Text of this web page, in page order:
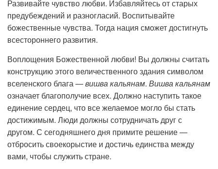
Развивайте чувство любви. Избавляйтесь от старых
предубеждений и разногласий. Воспитывайте
божественные чувства. Тогда нация сможет достигнуть
всестороннего развития.
Воплощения Божественной любви! Вы должны считать
конструкцию этого величественного здания символом
вселенского блага —вишва кальянам. Вишва кальянам
означает благополучие всех. Должно наступить такое
единение сердец, что все желаемое могло бы стать
достижимым. Люди должны сотрудничать друг с
другом. С сегодняшнего дня примите решение —
отбросить своекорыстие и достичь единства между
вами, чтобы служить стране.